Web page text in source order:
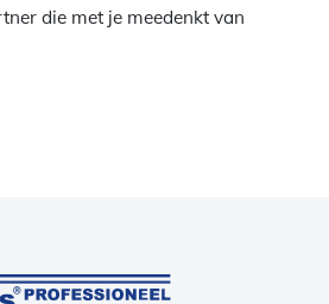
die met je meedenkt van